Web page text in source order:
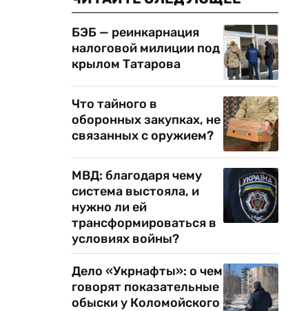
БЭБ — реинкарнация
налоговой милиции под
крылом Татарова
Что тайного в
оборонных закупках, не
связанных с оружием?
МВД: благодаря чему
система выстояла, и
нужно ли ей
трансформироваться в
условиях войны?
Дело «Укрнафты»: о чем
говорят показательные
обыски у Коломойского